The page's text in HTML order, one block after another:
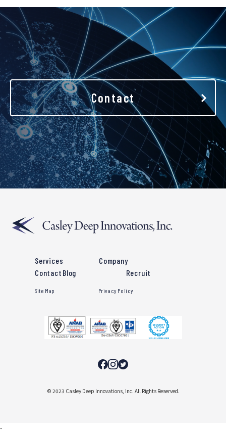
Contact
Services
Company
Contact Blog Recruit
Site Map Privacy Policy
©︎ 2023 Casley Deep Innovations, Inc. All Rights Reserved.